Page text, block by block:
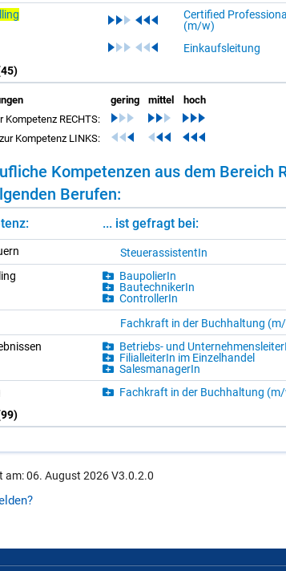
Certified
(m/w)
Einkaufsleitung
gering mittel
hoch
Kompetenz RECHTS:
Kompetenz LINKS:
Kom­pe­ten­zen aus dem Be­reich
Be­ru­fen:
... ist gefragt bei:
Steu­er­as­sis­ten­tIn
Bau­po­lie­rIn
Bau­tech­ni­ke­rIn
Con­trol­le­rIn
Fach­kraft in der Buch­hal­tung
Be­triebs- und
Fi­li­al­lei­te­rIn im Ein­zel­han­del
Sa­les­ma­na­ge­rIn
Fach­kraft in der Buch­hal­tung
am: 06. August 2026 V3.0.2.0